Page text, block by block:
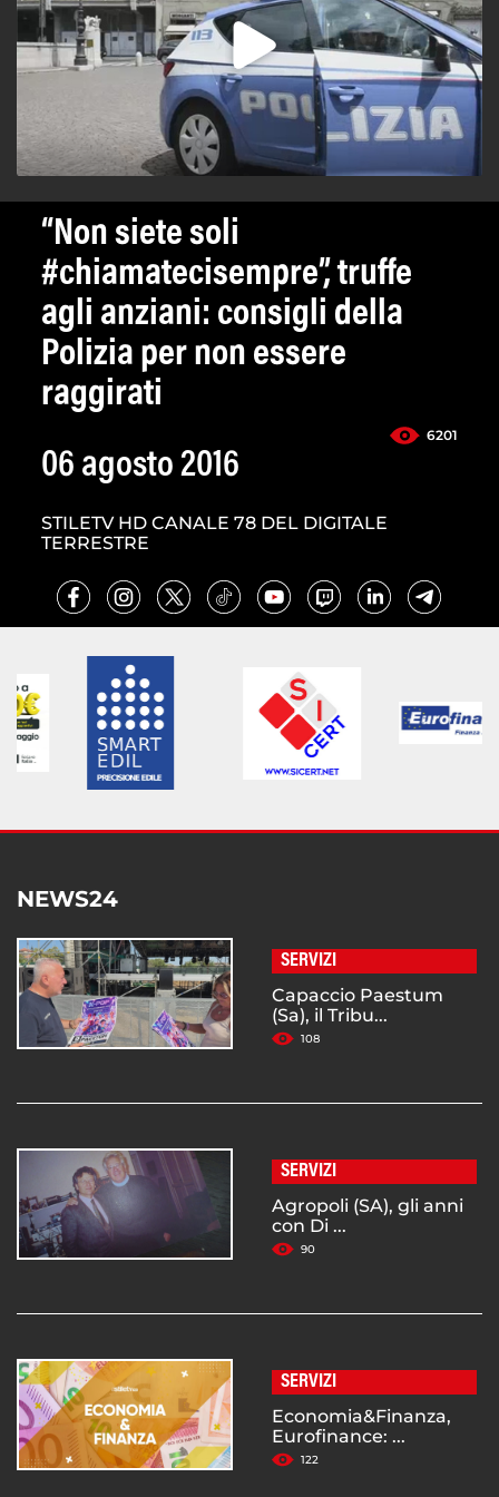
“Non siete soli
#chiamatecisempre”, truffe
agli anziani: consigli della
Polizia per non essere
raggirati
6201
06 agosto 2016
STILETV HD CANALE 78 DEL DIGITALE
TERRESTRE
NEWS24
SERVIZI
Capaccio Paestum
(Sa), il Tribu...
108
SERVIZI
Agropoli (SA), gli anni
con Di ...
90
SERVIZI
Economia&Finanza,
Eurofinance: ...
122